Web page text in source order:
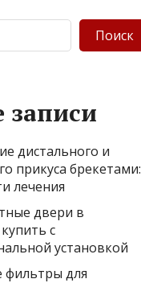
Поиск
записи
дистального и
прикуса брекетами:
лечения
двери в
с
установкой
для